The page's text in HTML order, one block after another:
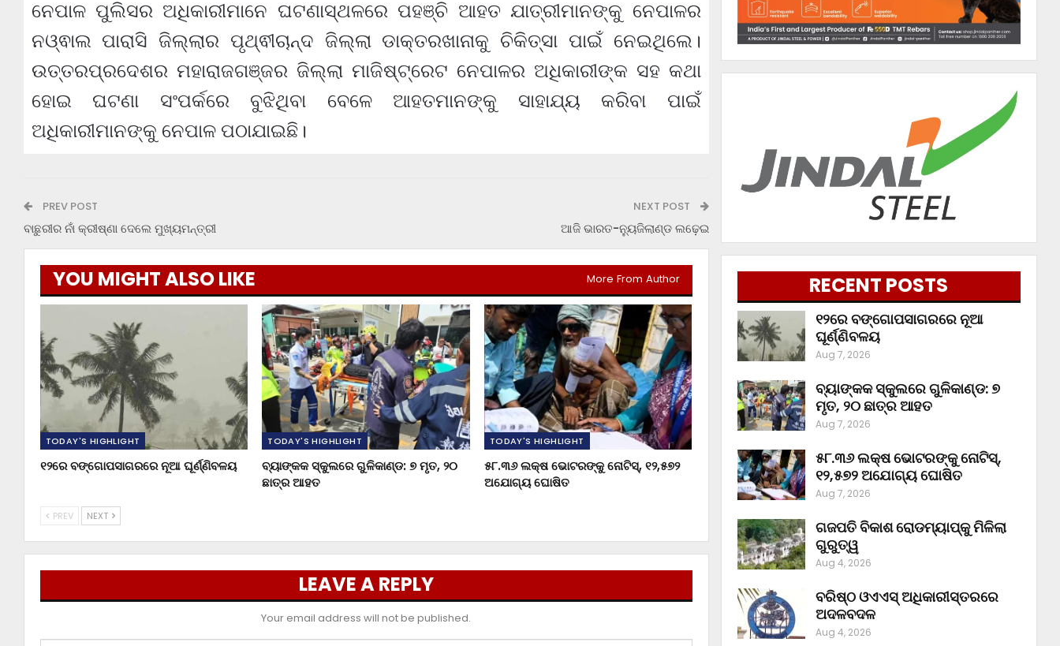
ନେପାଳ ପୁଲିସର ଅଧିକାରୀମାନେ ଘଟଣାସ୍ଥଳରେ ପହଞ୍ଚି ଆହତ ଯାତ୍ରୀମାନଙ୍କୁ ନେପାଳର
ନଓ୍ଵାଲ ପାରାସି ଜିଲ୍ଲାର ପୃଥ୍ଵୀଚାନ୍ଦ ଜିଲ୍ଲା ଡାକ୍ତରଖାନାକୁ ଚିକିତ୍ସା ପାଇଁ ନେଇଥିଲେ।
ଉତ୍ତରପ୍ରଦେଶର ମହାରାଜଗଞ୍ଜର ଜିଲ୍ଲା ମାଜିଷ୍ଟ୍ରେଟ ନେପାଳର ଅଧିକାରୀଙ୍କ ସହ କଥା
ହୋଇ ଘଟଣା ସଂପର୍କରେ ବୁଝିଥିବା ବେଳେ ଆହତମାନଙ୍କୁ ସାହାଯ୍ୟ କରିବା ପାଇଁ
ଅଧିକାରୀମାନଙ୍କୁ ନେପାଳ ପଠାଯାଇଛି।
PREV POST
ବାଛୁରୀର ନାଁ କ୍ରୀଷ୍ଣା ଦେଲେ ମୁଖ୍ୟମନ୍ତ୍ରୀ
NEXT POST
ଆଜି ଭାରତ-ନ୍ୟୁଜିଲାଣ୍ଡ ଲଢ଼େଇ
YOU MIGHT ALSO LIKE More From Author
TODAY'S HIGHLIGHT
୧୨ରେ ବଙ୍ଗୋପସାଗରରେ ନୂଆ ଘୂର୍ଣ୍ଣିବଳୟ
TODAY'S HIGHLIGHT
ବ୍ୟାଙ୍କକ ସ୍କୁଲରେ ଗୁଳିକାଣ୍ଡ: ୭ ମୃତ, ୨୦
ଛାତ୍ର ଆହତ
TODAY'S HIGHLIGHT
୫୮.୩୬ ଲକ୍ଷ ଭୋଟରଙ୍କୁ ନୋଟିସ୍‌, ୧୨,୫୭୨
ଅଯୋଗ୍ୟ ଘୋଷିତ
PREV NEXT
LEAVE A REPLY
Your email address will not be published.
RECENT POSTS
୧୨ରେ ବଙ୍ଗୋପସାଗରରେ ନୂଆ
ଘୂର୍ଣ୍ଣିବଳୟ
Aug 7, 2026
ବ୍ୟାଙ୍କକ ସ୍କୁଲରେ ଗୁଳିକାଣ୍ଡ: ୭
ମୃତ, ୨୦ ଛାତ୍ର ଆହତ
Aug 7, 2026
୫୮.୩୬ ଲକ୍ଷ ଭୋଟରଙ୍କୁ ନୋଟିସ୍‌,
୧୨,୫୭୨ ଅଯୋଗ୍ୟ ଘୋଷିତ
Aug 7, 2026
ଗଜପତି ବିକାଶ ରୋଡମ୍ୟାପ୍‌କୁ ମିଳିଲା
ଗୁରୁତ୍ୱ
Aug 4, 2026
ବରିଷ୍ଠ ଓଏଏସ୍‌ ଅଧିକାରୀସ୍ତରରେ
ଅଦଳବଦଳ
Aug 4, 2026